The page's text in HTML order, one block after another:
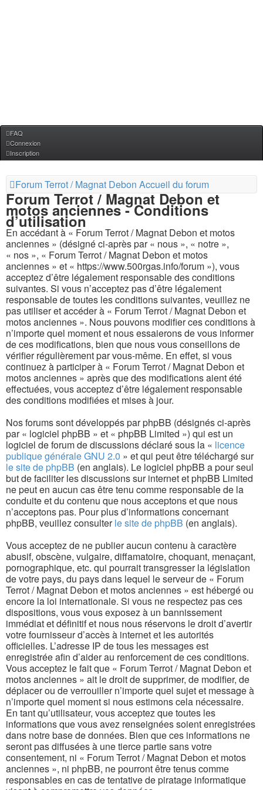
FAQ
Connexion
Inscription
Forum Terrot / Magnat Debon Accueil du forum
Forum Terrot / Magnat Debon et
motos anciennes - Conditions
d’utilisation
En accédant à « Forum Terrot / Magnat Debon et motos
anciennes » (désigné ci-après par « nous », « notre »,
« nos », « Forum Terrot / Magnat Debon et motos
anciennes » et « https://www.500rgas.info/forum »), vous
acceptez d’être légalement responsable des conditions
suivantes. Si vous n’acceptez pas d’être légalement
responsable de toutes les conditions suivantes, veuillez ne
pas utiliser et accéder à « Forum Terrot / Magnat Debon et
motos anciennes ». Nous pouvons modifier ces conditions à
n’importe quel moment et nous essaierons de vous informer
de ces modifications, bien que nous vous conseillons de
vérifier régulièrement par vous-même. En effet, si vous
continuez à participer à « Forum Terrot / Magnat Debon et
motos anciennes » après que des modifications aient été
effectuées, vous acceptez d’être légalement responsable
des conditions modifiées et mises à jour.
Nos forums sont développés par phpBB (désignés ci-après
par « logiciel phpBB » et « phpBB Limited ») qui est un
logiciel de forum de discussions déclaré sous la « licence
publique générale GNU 2.0 » et qui peut être téléchargé sur
le site de phpBB (en anglais). Le logiciel phpBB a pour seul
but de faciliter les discussions sur internet et phpBB Limited
ne peut en aucun cas être tenu comme responsable de la
conduite et du contenu que nous acceptons et que nous
n’acceptons pas. Pour plus d’informations concernant
phpBB, veuillez consulterle site de phpBB (en anglais).
Vous acceptez de ne publier aucun contenu à caractère
abusif, obscène, vulgaire, diffamatoire, choquant, menaçant,
pornographique, etc. qui pourrait transgresser la législation
de votre pays, du pays dans lequel le serveur de « Forum
Terrot / Magnat Debon et motos anciennes » est hébergé ou
encore la loi internationale. Si vous ne respectez pas ces
dispositions, vous vous exposez à un bannissement
immédiat et définitif et nous nous réservons le droit d’avertir
votre fournisseur d’accès à internet et les autorités
officielles. L’adresse IP de tous les messages est
enregistrée afin d’aider au renforcement de ces conditions.
Vous acceptez le fait que « Forum Terrot / Magnat Debon et
motos anciennes » ait le droit de supprimer, de modifier, de
déplacer ou de verrouiller n’importe quel sujet et message à
n’importe quel moment si nous estimons cela nécessaire.
En tant qu’utilisateur, vous acceptez que toutes les
informations que vous avez renseignées soient enregistrées
dans notre base de données. Bien que ces informations ne
seront pas diffusées à une tierce partie sans votre
consentement, ni « Forum Terrot / Magnat Debon et motos
anciennes », ni phpBB, ne pourront être tenus comme
responsables en cas de tentative de piratage informatique